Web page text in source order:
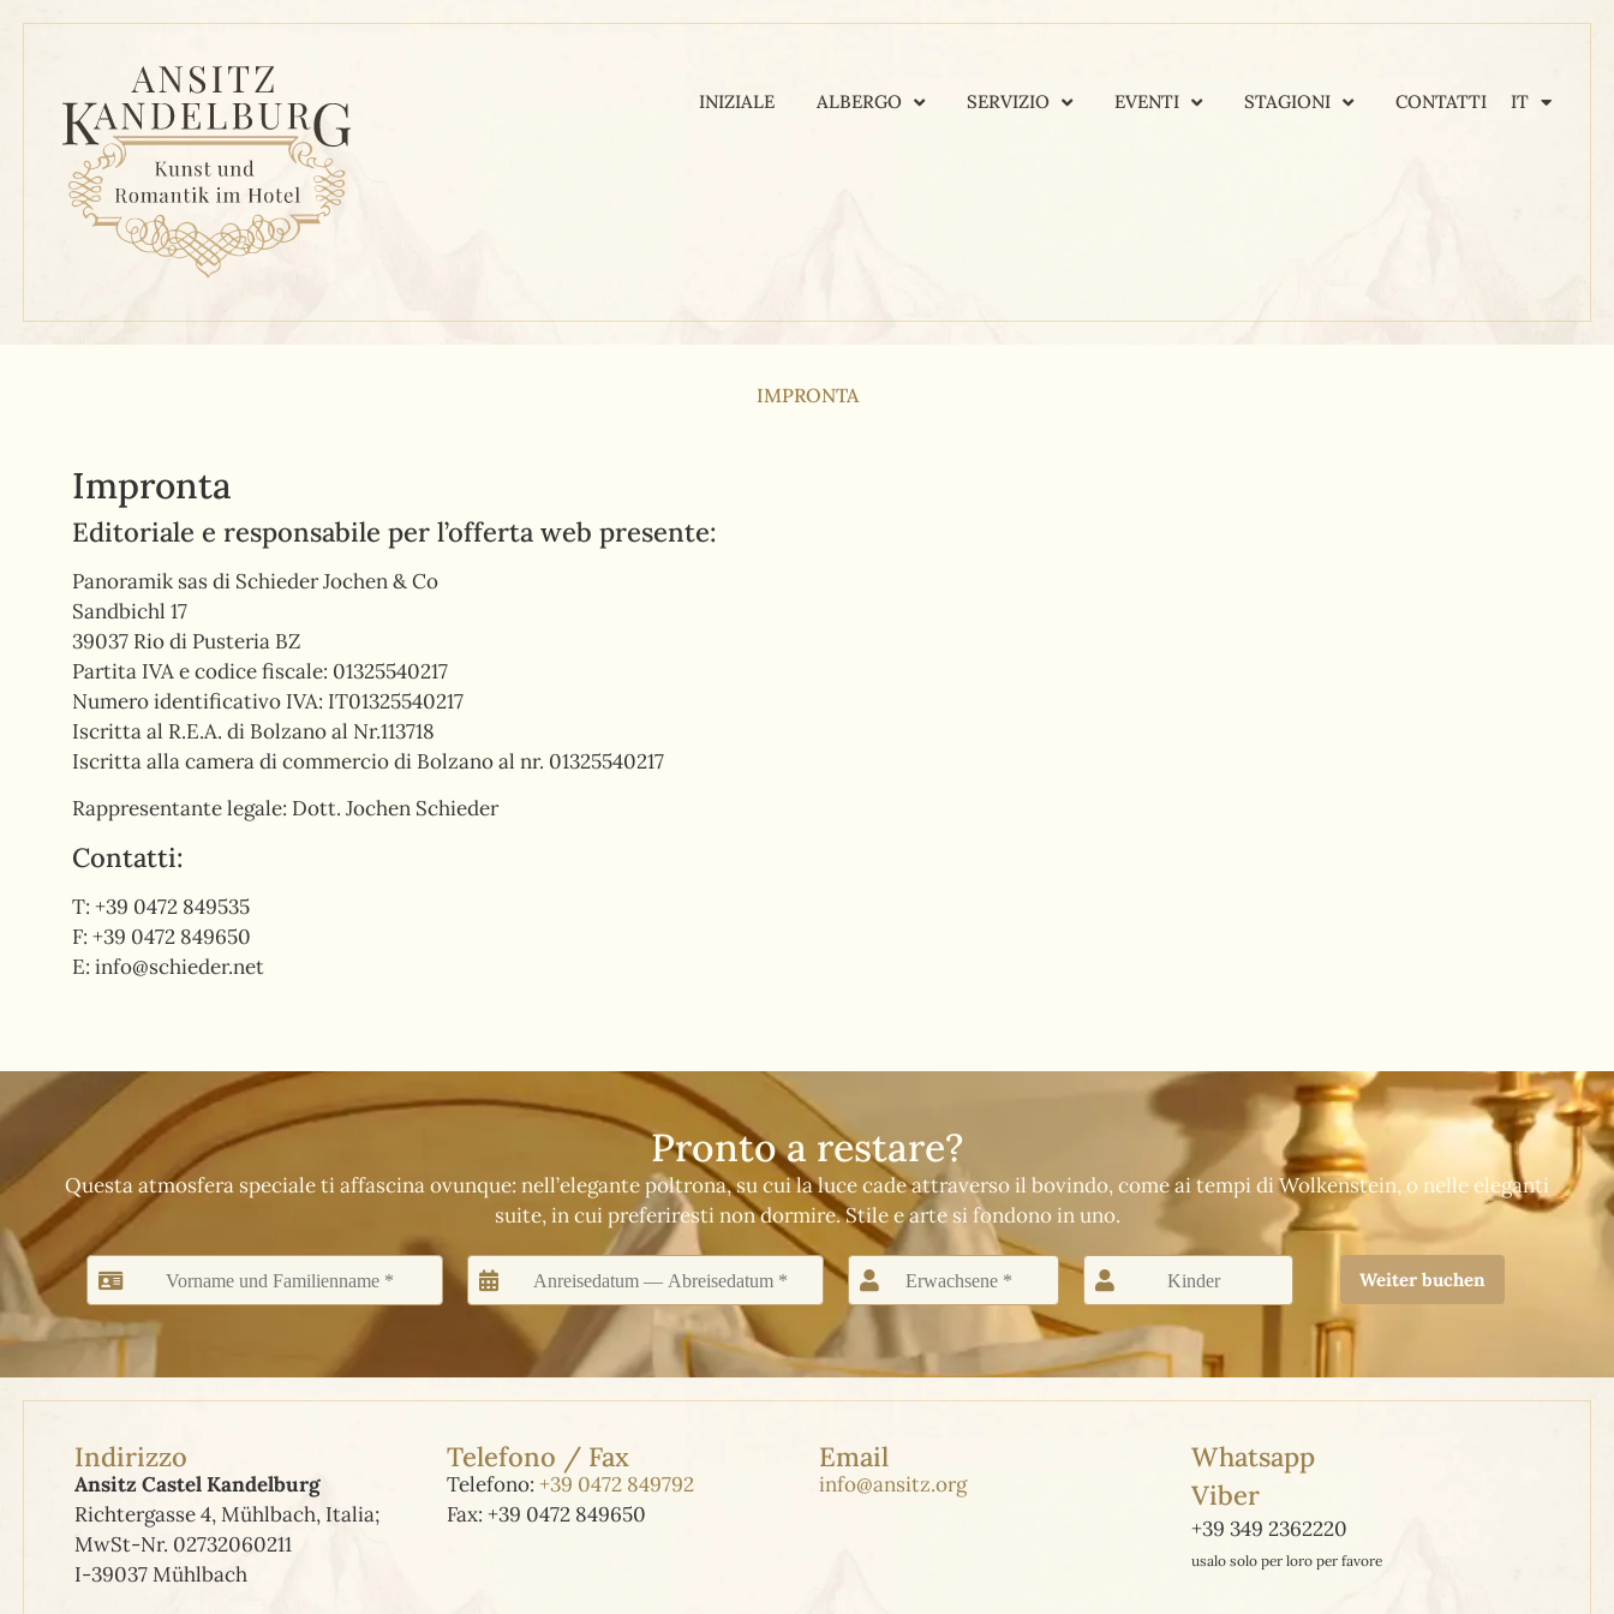
INIZIALE ALBERGO SERVIZIO EVENTI STAGIONI CONTATTI IT
IMPRONTA
Impronta
Editoriale e responsabile per l’offerta web presente:
Panoramik sas di Schieder Jochen & Co
Sandbichl 17
39037 Rio di Pusteria BZ
Partita IVA e codice fiscale: 01325540217
Numero identificativo IVA: IT01325540217
Iscritta al R.E.A. di Bolzano al Nr.113718
Iscritta alla camera di commercio di Bolzano al nr. 01325540217
Rappresentante legale: Dott. Jochen Schieder
Contatti:
T: +39 0472 849535
F: +39 0472 849650
E: info@schieder.net
Pronto a restare?
Questa atmosfera speciale ti affascina ovunque: nell’elegante poltrona, su cui la luce cade attraverso il bovindo, come ai tempi di Wolkenstein, o nelle eleganti
suite, in cui preferiresti non dormire. Stile e arte si fondono in uno.
Weiter buchen
Indirizzo
Ansitz Castel Kandelburg
Richtergasse 4, Mühlbach, Italia;
MwSt-Nr. 02732060211
I-39037 Mühlbach
Telefono / Fax
Telefono: +39 0472 849792
Fax: +39 0472 849650
Email
info@ansitz.org
Whatsapp
Viber
+39 349 2362220
usalo solo per loro per favore